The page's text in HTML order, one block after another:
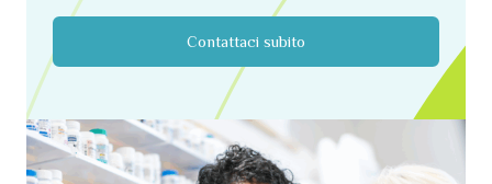
Contattaci subito